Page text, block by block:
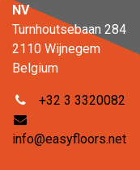
NV
Turnhoutsebaan 284
2110 Wijnegem
Belgium
+32 3 3320082
info@easyfloors.net